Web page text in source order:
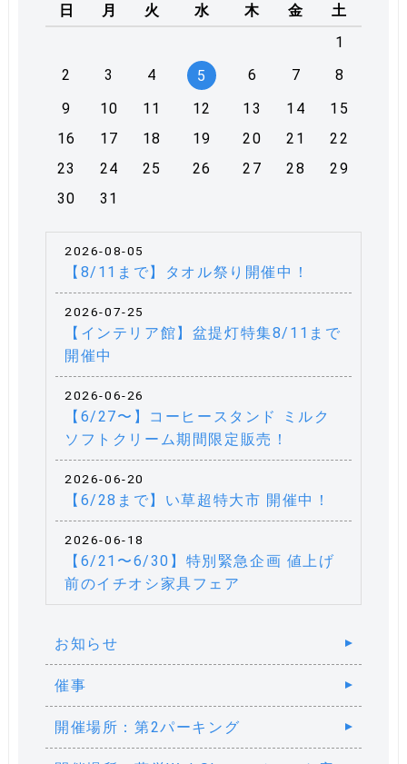
日
月 火 水 木 金
土
1
2
3 4 5 6 7
8
9
10 11 12 13 14
15
16
17 18 19 20 21
22
23
24 25 26 27 28
29
30
31
2026-08-05
【8/11まで】タオル祭り開催中！
2026-07-25
【インテリア館】盆提灯特集8/11まで
開催中
2026-06-26
【6/27〜】コーヒースタンド ミルク
ソフトクリーム期間限定販売！
2026-06-20
【6/28まで】い草超特大市 開催中！
2026-06-18
【6/21〜6/30】特別緊急企画 値上げ
前のイチオシ家具フェア
お知らせ
催事
開催場所：第2パーキング